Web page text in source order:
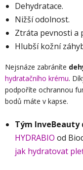
Dehydratace.
Nižší odolnost.
Ztráta pevnosti a
Hlubší kožní
Nejsnáze zabráníte
hydratačního krému.
podpoříte ochrannou
bodů máte v kapse.
Tým InveBeauty
HYDRABIO od
jak hydratovat